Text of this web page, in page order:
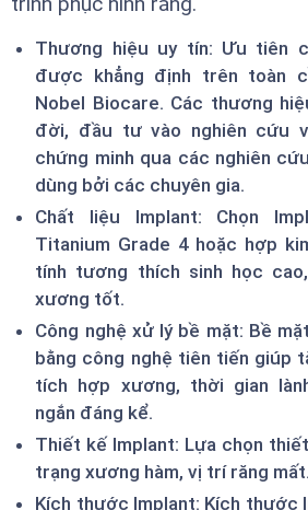
Thương hiệu uy tín: Ưu tiên
được khẳng định trên toàn
Nobel Biocare. Các thương
đời, đầu tư vào nghiên cứu
chứng minh qua các nghiên
dùng bởi các chuyên gia.
Chất liệu Implant: Chọn
Titanium Grade 4 hoặc hợp
tính tương thích sinh học
xương tốt.
Công nghệ xử lý bề mặt: Bề
bằng công nghệ tiên tiến giúp
tích hợp xương, thời gian
ngắn đáng kể.
Thiết kế Implant: Lựa chọn
trạng xương hàm, vị trí răng mất.
Kích thước Implant: Kích thước